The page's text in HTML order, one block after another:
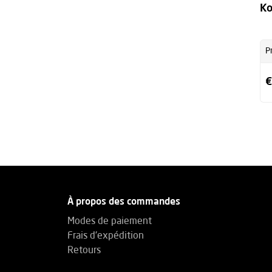
À propos des commandes
Modes de paiement
Frais d'expédition
Retours